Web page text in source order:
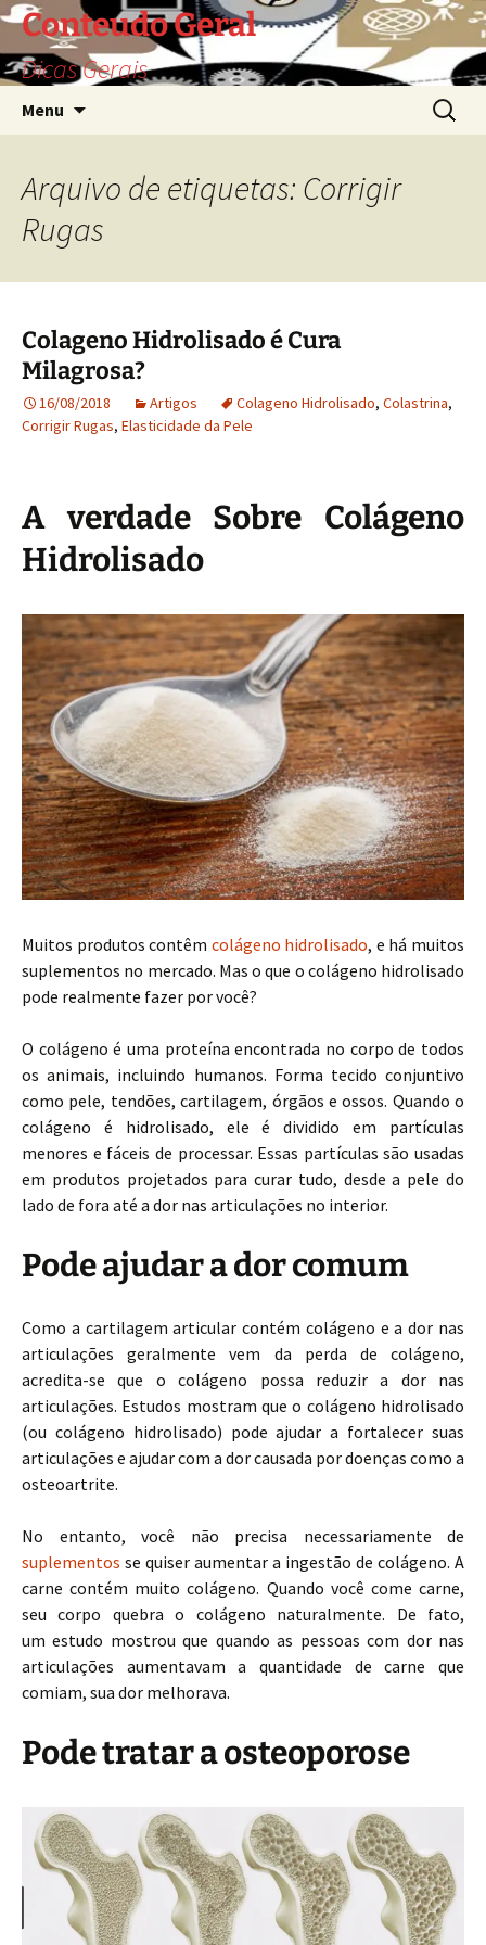
Saltar
para
o
conteúdo
Conteudo Geral
Dicas Gerais
Menu
por:
Arquivo de etiquetas: Corrigir
Rugas
Colageno Hidrolisado é Cura
Milagrosa?
16/08/2018 Artigos Colageno Hidrolisado, Colastrina,
Corrigir Rugas, Elasticidade da Pele
A verdade Sobre Colágeno
Hidrolisado
Muitos produtos contêm colágeno hidrolisado, e há muitos
suplementos no mercado. Mas o que o colágeno hidrolisado
pode realmente fazer por você?
O colágeno é uma proteína encontrada no corpo de todos
os animais, incluindo humanos. Forma tecido conjuntivo
como pele, tendões, cartilagem, órgãos e ossos. Quando o
colágeno é hidrolisado, ele é dividido em partículas
menores e fáceis de processar. Essas partículas são usadas
em produtos projetados para curar tudo, desde a pele do
lado de fora até a dor nas articulações no interior.
Pode ajudar a dor comum
Como a cartilagem articular contém colágeno e a dor nas
articulações geralmente vem da perda de colágeno,
acredita-se que o colágeno possa reduzir a dor nas
articulações. Estudos mostram que o colágeno hidrolisado
(ou colágeno hidrolisado) pode ajudar a fortalecer suas
articulações e ajudar com a dor causada por doenças como a
osteoartrite.
No entanto, você não precisa necessariamente de
suplementos se quiser aumentar a ingestão de colágeno. A
carne contém muito colágeno. Quando você come carne,
seu corpo quebra o colágeno naturalmente. De fato,
um estudo mostrou que quando as pessoas com dor nas
articulações aumentavam a quantidade de carne que
comiam, sua dor melhorava.
Pode tratar a osteoporose